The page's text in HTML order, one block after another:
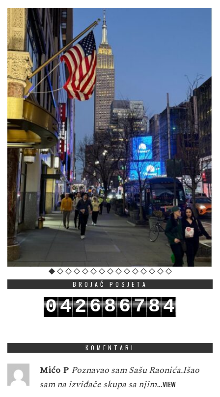
BROJAČ POSJETA
042686784
KOMENTARI
Mićo P Poznavao sam Sašu Raonića.Išao
sam na izviđače skupa sa njim…VIEW